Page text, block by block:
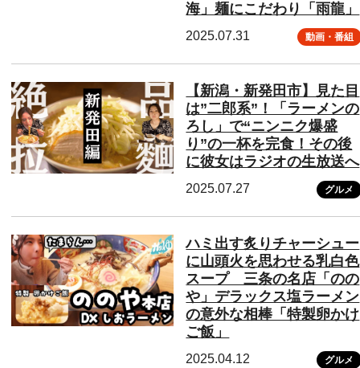
海」麺にこだわり「雨龍」
2025.07.31 動画・番組
【新潟・新発田市】見た目
は”二郎系”！「ラーメンの
ろし」で“ニンニク爆盛
り”の一杯を完食！その後
に彼女はラジオの生放送へ
2025.07.27 グルメ
ハミ出す炙りチャーシュー
に山頭火を思わせる乳白色
スープ 三条の名店「のの
や」デラックス塩ラーメン
の意外な相棒「特製卵かけ
ご飯」
2025.04.12 グルメ